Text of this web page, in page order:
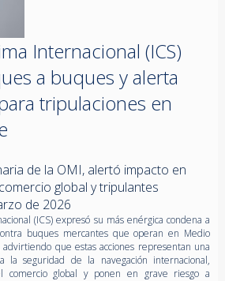
Internacional (ICS)
a buques y alerta
tripulaciones en
de la OMI, alertó impacto en
global y tripulantes
de 2026
(ICS) expresó su más enérgica condena a
buques mercantes que operan en Medio
que estas acciones representan una
la seguridad de la navegación internacional,
comercio global y ponen en grave riesgo a